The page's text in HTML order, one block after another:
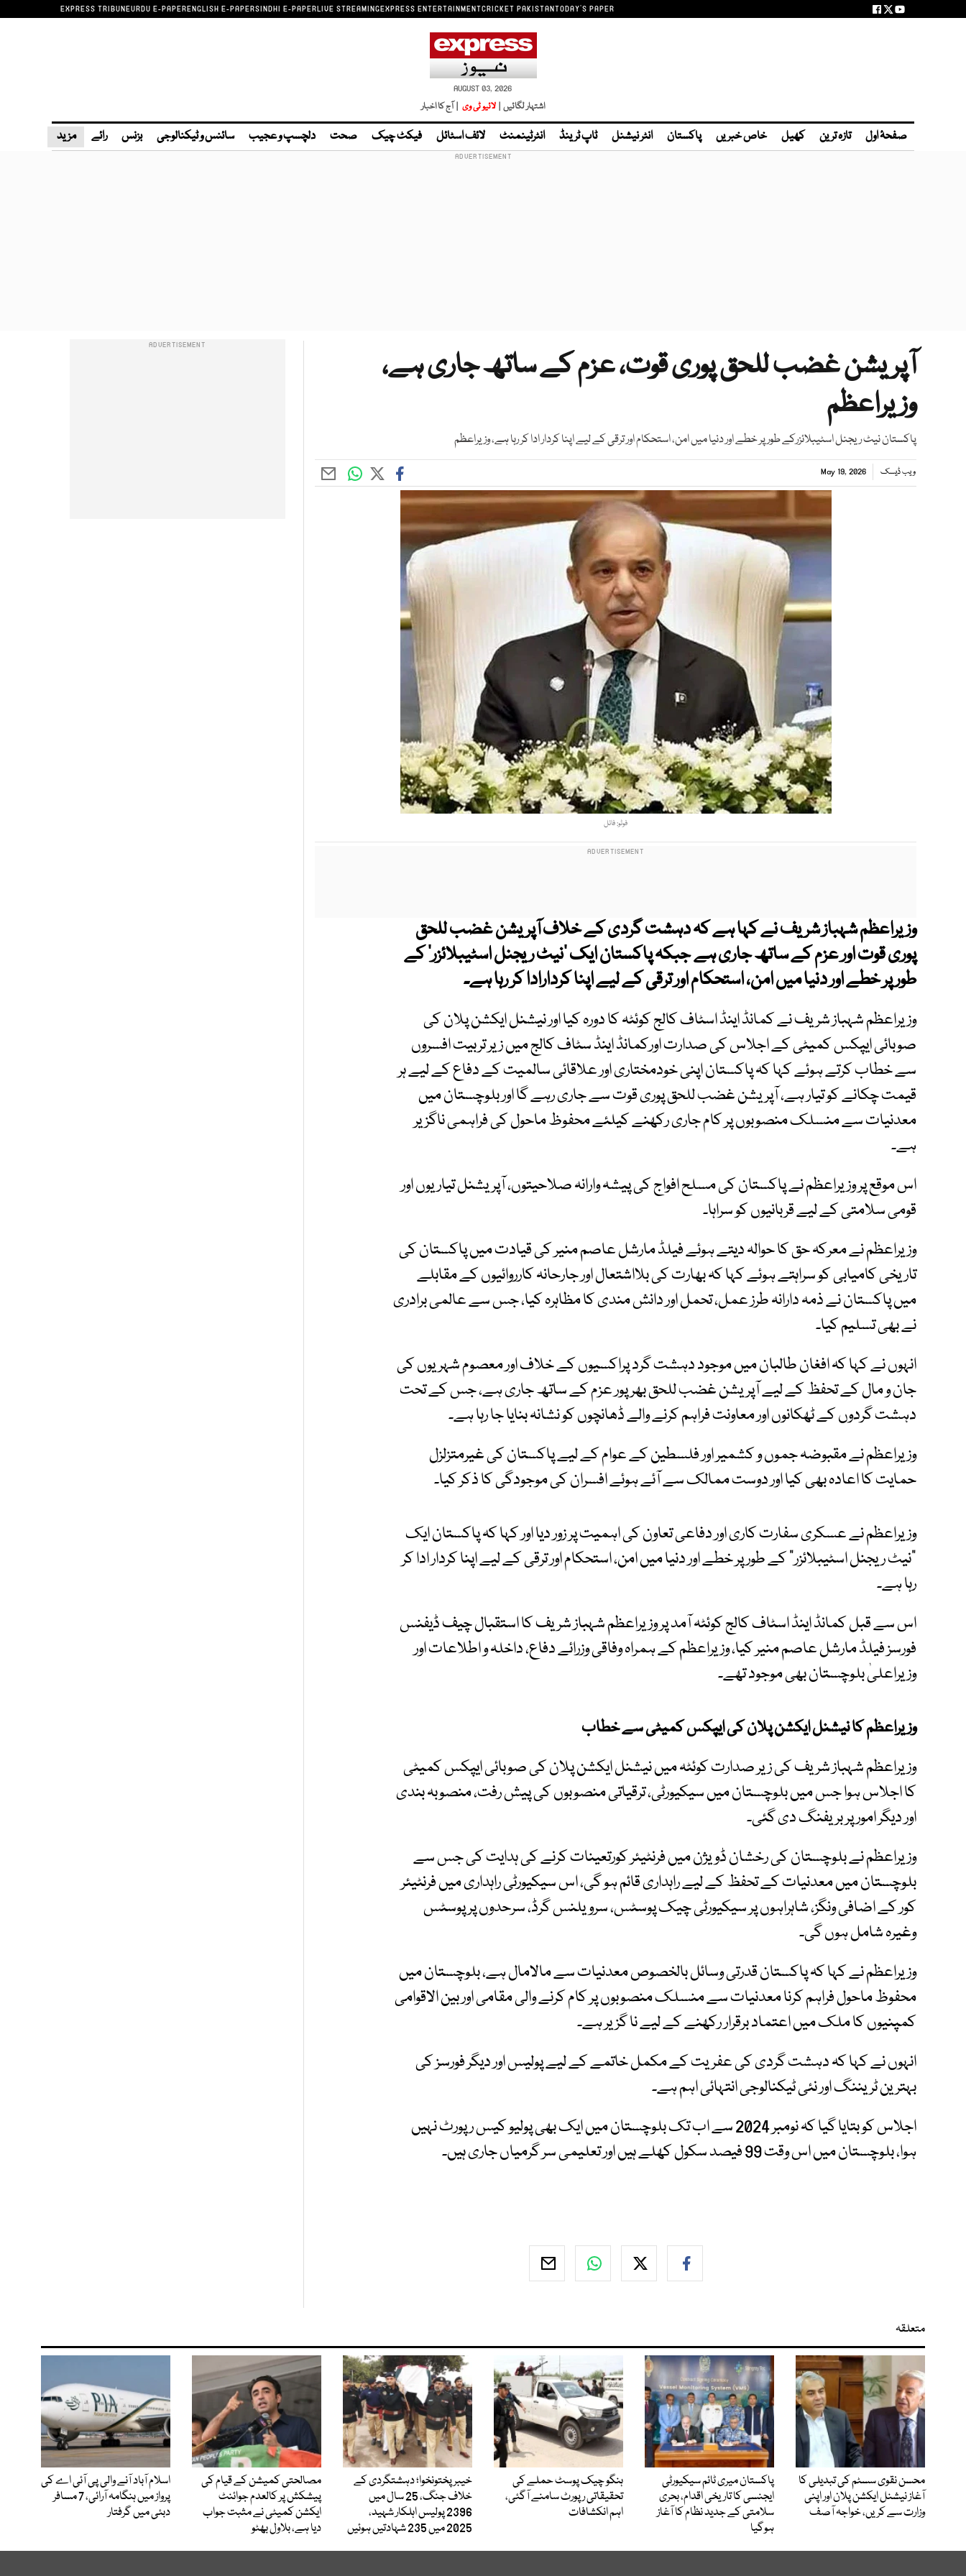
EXPRESS TRIBUNEURDU E-PAPERENGLISH E-PAPERSINDHI E-PAPERLIVE STREAMINGEXPRESS ENTERTAINMENTCRICKET PAKISTANTODAY'S PAPER
AUGUST 03, 2026
اشتہار لگائیں | لائیو ٹی وی | آج کا اخبار
صفحۂ اول تازہ ترین کھیل خاص خبریں پاکستان انٹر نیشنل ٹاپ ٹرینڈ انٹرٹینمنٹ لائف اسٹائل فیکٹ چیک صحت دلچسپ و عجیب سائنس و ٹیکنالوجی بزنس رائے مزید
آپریشن غضب للحق پوری قوت، عزم کے ساتھ جاری ہے،
وزیراعظم
پاکستان نیٹ ریجنل اسٹیبلائزرکے طور پر خطے اور دنیا میں امن، استحکام اور ترقی کے لیے اپنا کردار ادا کر رہا ہے، وزیراعظم
ویب ڈیسک May 19, 2026
فوٹو: فائل
وزیراعظم شہباز شریف نے کہا ہے کہ دہشت گردی کے خلاف آپریشن غضب للحق
پوری قوت اور عزم کے ساتھ جاری ہے جبکہ پاکستان ایک 'نیٹ ریجنل اسٹیبلائزر' کے
طور پر خطے اور دنیا میں امن، استحکام اور ترقی کے لیے اپنا کردارادا کر رہا ہے۔
وزیراعظم شہباز شریف نے کمانڈ اینڈ اسٹاف کالج کوئٹہ کا دورہ کیا اور نیشنل ایکشن پلان کی
صوبائی ایپکس کمیٹی کے اجلاس کی صدارت اورکمانڈ اینڈ سٹاف کالج میں زیر تربیت افسروں
سے خطاب کرتے ہوئے کہا کہ پاکستان اپنی خودمختاری اور علاقائی سالمیت کے دفاع کے لیے ہر
قیمت چکانے کو تیار ہے، آپریشن غضب للحق پوری قوت سے جاری رہے گا اور بلوچستان میں
معدنیات سے منسلک منصوبوں پر کام جاری رکھنے کیلئے محفوظ ماحول کی فراہمی ناگزیر
ہے۔
اس موقع پر وزیراعظم نے پاکستان کی مسلح افواج کی پیشہ وارانہ صلاحیتوں، آپریشنل تیاریوں اور
قومی سلامتی کے لیے قربانیوں کو سراہا۔
وزیراعظم نے معرکہ حق کا حوالہ دیتے ہوئے فیلڈ مارشل عاصم منیر کی قیادت میں پاکستان کی
تاریخی کامیابی کو سراہتے ہوئے کہا کہ بھارت کی بلااشتعال اور جارحانہ کارروائیوں کے مقابلے
میں پاکستان نے ذمہ دارانہ طرز عمل، تحمل اور دانش مندی کا مظاہرہ کیا، جس سے عالمی برادری
نے بھی تسلیم کیا۔
انہوں نے کہا کہ افغان طالبان میں موجود دہشت گرد پراکسیوں کے خلاف اور معصوم شہریوں کی
جان و مال کے تحفظ کے لیے آپریشن غضب للحق بھرپور عزم کے ساتھ جاری ہے، جس کے تحت
دہشت گردوں کے ٹھکانوں اور معاونت فراہم کرنے والے ڈھانچوں کو نشانہ بنایا جا رہا ہے۔
وزیراعظم نے مقبوضہ جموں و کشمیر اور فلسطین کے عوام کے لیے پاکستان کی غیرمتزلزل
حمایت کا اعادہ بھی کیا اور دوست ممالک سے آئے ہوئے افسران کی موجودگی کا ذکر کیا۔
وزیراعظم نے عسکری سفارت کاری اور دفاعی تعاون کی اہمیت پر زور دیا اور کہا کہ پاکستان ایک
“نیٹ ریجنل اسٹیبلائزر” کے طور پر خطے اور دنیا میں امن، استحکام اور ترقی کے لیے اپنا کردار ادا کر
رہا ہے۔
اس سے قبل کمانڈ اینڈ اسٹاف کالج کوئٹہ آمد پر وزیراعظم شہباز شریف کا استقبال چیف ڈیفنس
فورسز فیلڈ مارشل عاصم منیر کیا، وزیراعظم کے ہمراہ وفاقی وزرائے دفاع، داخلہ و اطلاعات اور
وزیراعلیٰ بلوچستان بھی موجود تھے۔
وزیراعظم کا نیشنل ایکشن پلان کی ایپکس کمیٹی سے خطاب
وزیراعظم شہباز شریف کی زیر صدارت کوئٹہ میں نیشنل ایکشن پلان کی صوبائی ایپکس کمیٹی
کا اجلاس ہوا جس میں بلوچستان میں سیکیورٹی، ترقیاتی منصوبوں کی پیش رفت، منصوبہ بندی
اور دیگر امور پر بریفنگ دی گئی۔
وزیراعظم نے بلوچستان کی رخشان ڈویژن میں فرنٹیئر کورتعینات کرنے کی ہدایت کی جس سے
بلوچستان میں معدنیات کے تحفظ کے لیے راہداری قائم ہو گی، اس سیکیورٹی راہداری میں فرنٹیئر
کور کے اضافی ونگز، شاہراہوں پر سیکیورٹی چیک پوسٹس، سرویلنس گرڈ، سرحدوں پر پوسٹس
وغیرہ شامل ہوں گی۔
وزیراعظم نے کہا کہ پاکستان قدرتی وسائل بالخصوص معدنیات سے مالامال ہے، بلوچستان میں
محفوظ ماحول فراہم کرنا معدنیات سے منسلک منصوبوں پر کام کرنے والی مقامی اور بین الاقوامی
کمپنیوں کا ملک میں اعتماد برقرار رکھنے کے لیے نا گزیر ہے۔
انہوں نے کہا کہ دہشت گردی کی عفریت کے مکمل خاتمے کے لیے پولیس اور دیگر فورسز کی
بہترین ٹریننگ اور نئی ٹیکنالوجی انتہائی اہم ہے۔
اجلاس کو بتایا گیا کہ نومبر 2024 سے اب تک بلوچستان میں ایک بھی پولیو کیس رپورٹ نہیں
ہوا، بلوچستان میں اس وقت 99 فیصد سکول کھلے ہیں اور تعلیمی سر گرمیاں جاری ہیں۔
متعلقہ
محسن نقوی سسٹم کی تبدیلی کا
آغاز نیشنل ایکشن پلان اور اپنی
وزارت سے کریں، خواجہ آصف
پاکستان میری ٹائم سیکیورٹی
ایجنسی کا تاریخی اقدام، بحری
سلامتی کے جدید نظام کا آغاز
ہوگیا
ہنگو چیک پوسٹ حملے کی
تحقیقاتی رپورٹ سامنے آگئی،
اہم انکشافات
خیبرپختونخوا؛ دہشتگردی کے
خلاف جنگ، 25 سال میں
2396 پولیس اہلکار شہید،
2025 میں 235 شہادتیں ہوئیں
مصالحتی کمیشن کے قیام کی
پیشکش پر کالعدم جوائنٹ
ایکشن کمیٹی نے مثبت جواب
دیا ہے، بلاول بھٹو
اسلام آباد آنے والی پی آئی اے کی
پرواز میں ہنگامہ آرائی، 7 مسافر
دبئی میں گرفتار